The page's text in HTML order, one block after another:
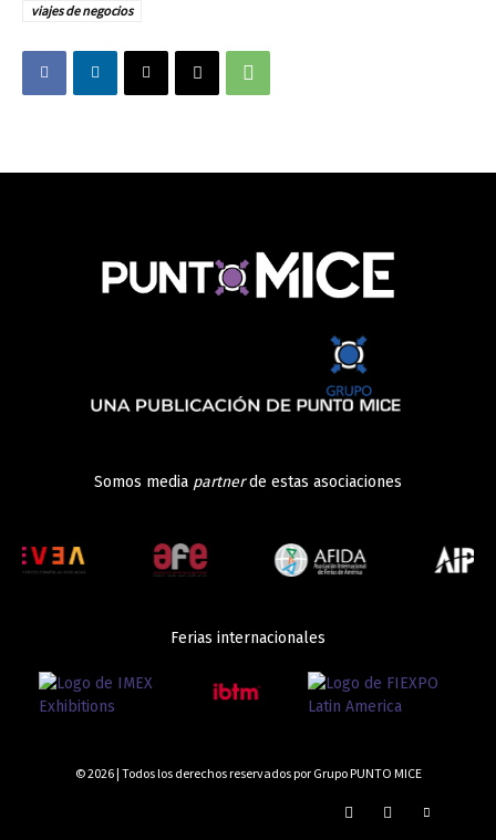
viajes de negocios
Somos media partnerde estas asociaciones
Ferias internacionales
© 2026 | Todos los derechos reservados por Grupo PUNTO MICE